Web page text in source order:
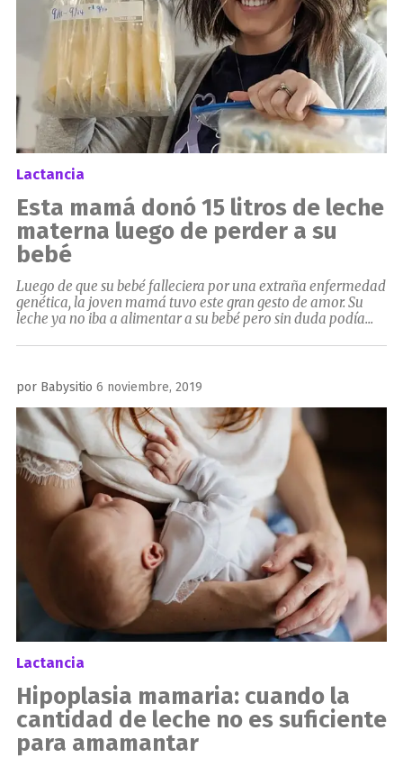
Lactancia
Esta mamá donó 15 litros de leche
materna luego de perder a su
bebé
Luego de que su bebé falleciera por una extraña enfermedad
genética, la joven mamá tuvo este gran gesto de amor. Su
leche ya no iba a alimentar a su bebé pero sin duda podía...
por Babysitio Publicado
el
6 noviembre, 2019
Lactancia
Hipoplasia mamaria: cuando la
cantidad de leche no es suficiente
para amamantar